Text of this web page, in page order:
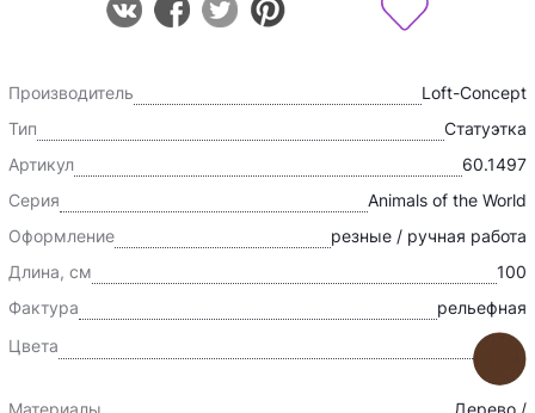
Производитель
Loft-Concept
Тип
Статуэтка
Артикул
60.1497
Серия
Animals of the World
Оформление
резные / ручная работа
Длина, см
100
Фактура
рельефная
Цвета
Материалы Дерево /